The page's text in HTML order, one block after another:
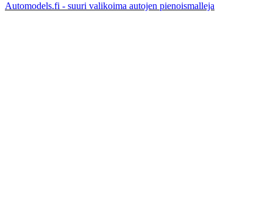
Automodels.fi - suuri valikoima autojen pienoismalleja